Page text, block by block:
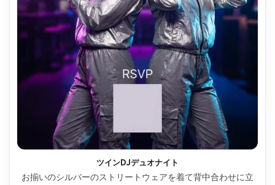
ツインDJデュオナイト
お揃いのシルバーのストリートウェアを着て背中合わせに立